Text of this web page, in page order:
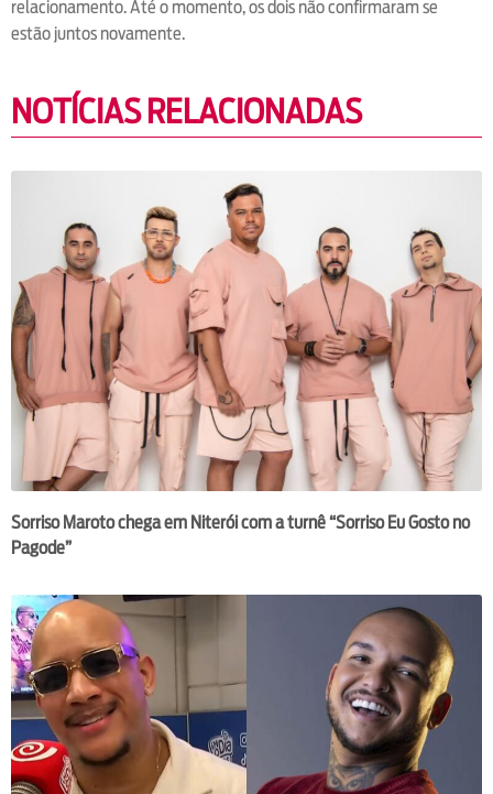
relacionamento. Até o momento, os dois não confirmaram se
estão juntos novamente.
NOTÍCIAS RELACIONADAS
Sorriso Maroto chega em Niterói com a turnê “Sorriso Eu Gosto no
Pagode”